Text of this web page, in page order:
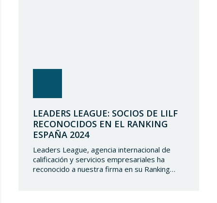
LEADERS LEAGUE: SOCIOS DE LILF
RECONOCIDOS EN EL RANKING
ESPAÑA 2024
Leaders League, agencia internacional de
calificación y servicios empresariales ha
reconocido a nuestra firma en su Ranking